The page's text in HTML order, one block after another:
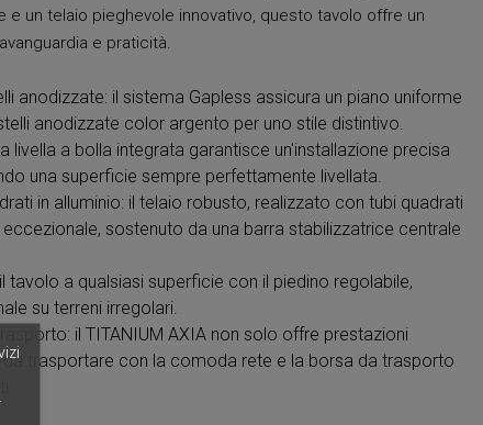
e un telaio pieghevole innovativo, questo tavolo offre un
e praticità.
anodizzate: il sistema Gapless assicura un piano uniforme
anodizzate color argento per uno stile distintivo.
livella a bolla integrata garantisce un'installazione precisa
una superficie sempre perfettamente livellata.
in alluminio: il telaio robusto, realizzato con tubi quadrati
sostenuto da una barra stabilizzatrice centrale
tavolo a qualsiasi superficie con il piedino regolabile,
su terreni irregolari.
il TITANIUM AXIA non solo offre prestazioni
trasportare con la comoda rete e la borsa da trasporto